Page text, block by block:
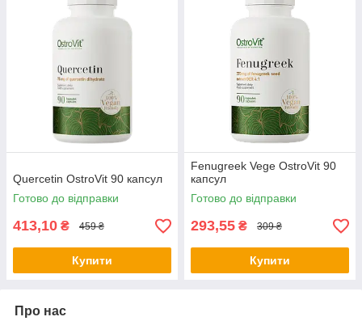
Quercetin OstroVit 90 капсул
Готово до відправки
413,10 ₴ 459 ₴
Купити
Fenugreek Vege OstroVit 90
капсул
Готово до відправки
293,55 ₴ 309 ₴
Купити
Про нас